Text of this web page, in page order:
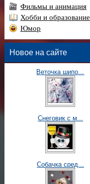
Фильмы и анимация
Хобби и образование
Юмор
Новое на сайте
Веточка шипо...
Снеговик с м...
Собачка сред...